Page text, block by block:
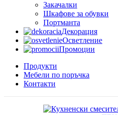
Закачалки
Шкафове за обувки
Портманта
Декорация
Осветление
Промоции
Продукти
Мебели по поръчка
Контакти